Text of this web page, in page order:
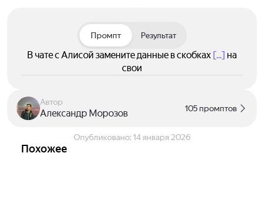
Промпт Результат
В чате с Алисой замените данные в скобках [...] на
свои
Автор
Александр Морозов 105 промптов
Опубликовано: 14 января 2026
Похожее